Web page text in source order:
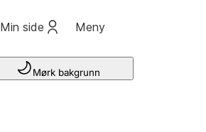
Min side Meny
Mørk bakgrunn